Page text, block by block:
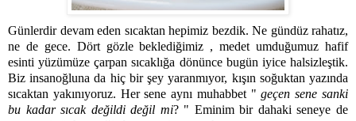
Günlerdir devam eden sıcaktan hepimiz bezdik. Ne gündüz rahatız,
ne de gece. Dört gözle beklediğimiz , medet umduğumuz hafif
esinti yüzümüze çarpan sıcaklığa dönünce bugün iyice halsizleştik.
Biz insanoğluna da hiç bir şey yaranmıyor, kışın soğuktan yazında
sıcaktan yakınıyoruz. Her sene aynı muhabbet "geçen sene sanki
bu kadar sıcak değildi değil mi? " Eminim bir dahaki seneye de